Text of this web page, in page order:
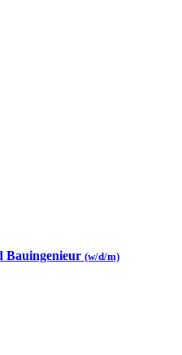
Bauingenieur (w/d/m)